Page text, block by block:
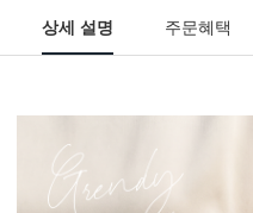
상세 설명 주문혜택